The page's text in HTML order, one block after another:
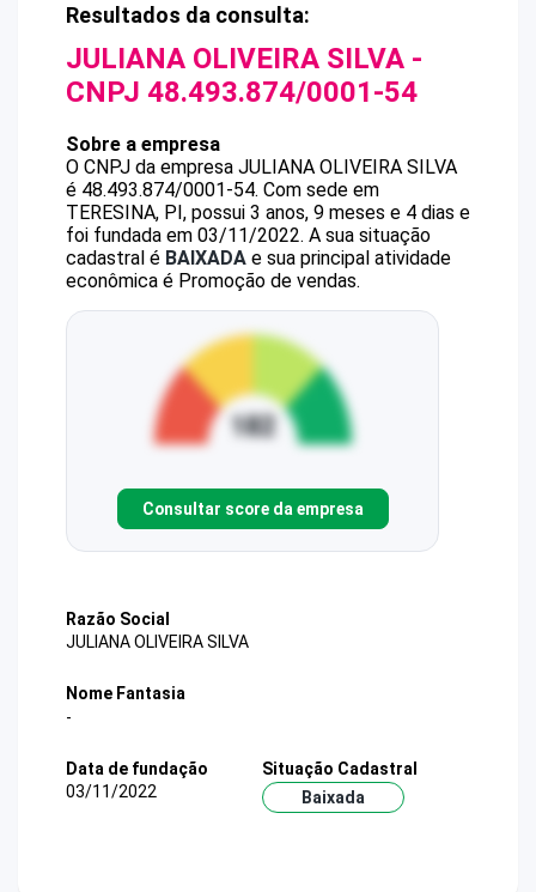
Resultados da consulta:
JULIANA OLIVEIRA SILVA -
CNPJ 48.493.874/0001-54
Sobre a empresa
O CNPJ da empresa JULIANA OLIVEIRA SILVA
é 48.493.874/0001-54. Com sede em
TERESINA, PI, possui 3 anos, 9 meses e 4 dias e
foi fundada em 03/11/2022. A sua situação
cadastral é BAIXADA e sua principal atividade
econômica é Promoção de vendas.
Consultar score da empresa
Razão Social
JULIANA OLIVEIRA SILVA
Nome Fantasia
-
Data de fundação
03/11/2022
Situação Cadastral
Baixada